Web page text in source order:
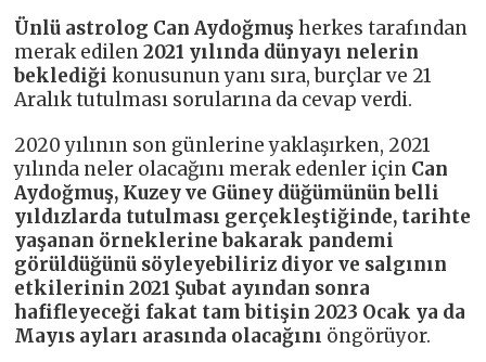
Ünlü astrolog Can Aydoğmuş herkes tarafından
merak edilen2021 yılında dünyayı nelerin
beklediği konusunun yanı sıra, burçlar ve 21
Aralık tutulması sorularına da cevap verdi.
2020 yılının son günlerine yaklaşırken, 2021
yılında neler olacağını merak edenler için Can
Aydoğmuş, Kuzey ve Güney düğümünün belli
yıldızlarda tutulması gerçekleştiğinde, tarihte
yaşanan örneklerine bakarak pandemi
görüldüğünü söyleyebiliriz diyor ve salgının
etkilerinin 2021 Şubat ayından sonra
hafifleyeceği fakat tam bitişin 2023 Ocak ya da
Mayıs ayları arasında olacağını öngörüyor.